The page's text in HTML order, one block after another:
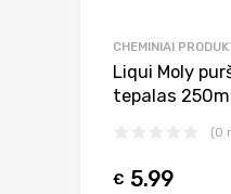
CHEMINIAI
Liqui Moly
tepalas
(0
€ 5.99